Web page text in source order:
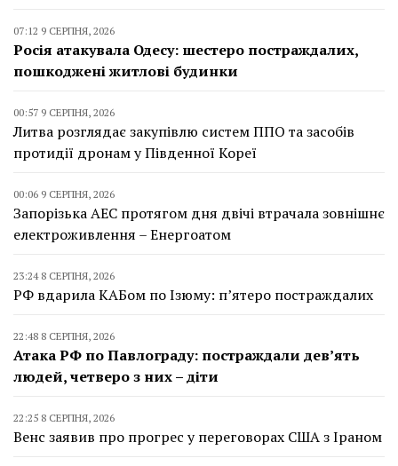
07:12 9 СЕРПНЯ, 2026
Росія атакувала Одесу: шестеро постраждалих,
пошкоджені житлові будинки
00:57 9 СЕРПНЯ, 2026
Литва розглядає закупівлю систем ППО та засобів
протидії дронам у Південної Кореї
00:06 9 СЕРПНЯ, 2026
Запорізька АЕС протягом дня двічі втрачала зовнішнє
електроживлення – Енергоатом
23:24 8 СЕРПНЯ, 2026
РФ вдарила КАБом по Ізюму: п’ятеро постраждалих
22:48 8 СЕРПНЯ, 2026
Атака РФ по Павлограду: постраждали дев’ять
людей, четверо з них – діти
22:25 8 СЕРПНЯ, 2026
Венс заявив про прогрес у переговорах США з Іраном